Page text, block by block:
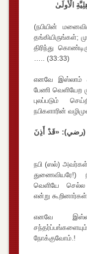
الْأُولَىٰ
(நபியின்
திரிந்து
….. (33:33)
எனவே இஸ்லாம்
பேணி வெளியேற
புலப்படும்
நபிகளாரின்
(رضي): «قَدْ أَذِنَ
நபி (ஸல்)
வெளியே செல்ல
என்று
எனவே
நோக்குவோம்.!